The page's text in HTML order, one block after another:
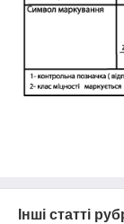
Інші статті